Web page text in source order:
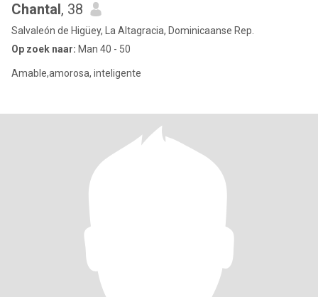
Chantal, 38
Salvaleón de Higüey, La Altagracia, Dominicaanse Rep.
Op zoek naar: Man 40 - 50
Amable,amorosa, inteligente